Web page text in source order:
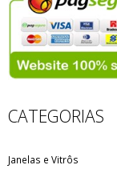
CATEGORIAS
Janelas e Vitrôs